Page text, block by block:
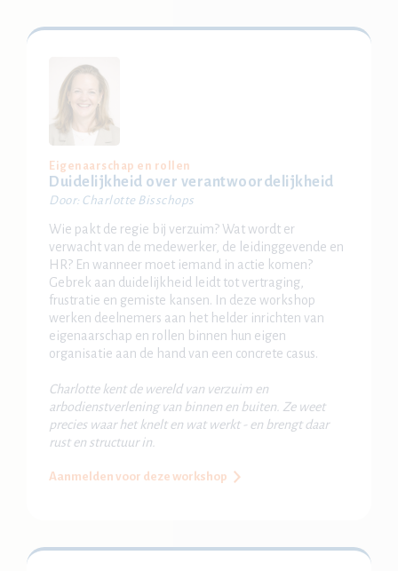
Eigenaarschap en rollen
Duidelijkheid over verantwoordelijkheid
Door: Charlotte Bisschops
Wie pakt de regie bij verzuim? Wat wordt er
verwacht van de medewerker, de leidinggevende en
HR? En wanneer moet iemand in actie komen?
Gebrek aan duidelijkheid leidt tot vertraging,
frustratie en gemiste kansen. In deze workshop
werken deelnemers aan het helder inrichten van
eigenaarschap en rollen binnen hun eigen
organisatie aan de hand van een concrete casus.
Charlotte kent de wereld van verzuim en
arbodienstverlening van binnen en buiten. Ze weet
precies waar het knelt en wat werkt - en brengt daar
rust en structuur in.
Aanmelden voor deze workshop